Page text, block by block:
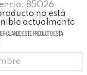
: 85026
no está
actualmente
cuando este producto está